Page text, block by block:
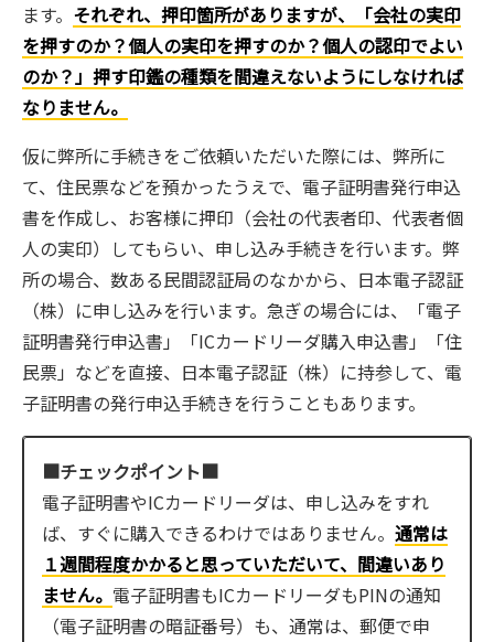
ます。 それぞれ、押印箇所がありますが、「会社の実印
を押すのか？個人の実印を押すのか？個人の認印でよい
のか？」押す印鑑の種類を間違えないようにしなければ
なりません。
仮に弊所に手続きをご依頼いただいた際には、弊所に
て、住民票などを預かったうえで、電子証明書発行申込
書を作成し、お客様に押印（会社の代表者印、代表者個
人の実印）してもらい、申し込み手続きを行います。弊
所の場合、数ある民間認証局のなかから、日本電子認証
（株）に申し込みを行います。急ぎの場合には、「電子
証明書発行申込書」「ICカードリーダ購入申込書」「住
民票」などを直接、日本電子認証（株）に持参して、電
子証明書の発行申込手続きを行うこともあります。
■チェックポイント■
電子証明書やICカードリーダは、申し込みをすれ
ば、すぐに購入できるわけではありません。 通常は
１週間程度かかると思っていただいて、間違いあり
ません。 電子証明書もICカードリーダもPINの通知
（電子証明書の暗証番号）も、通常は、郵便で申